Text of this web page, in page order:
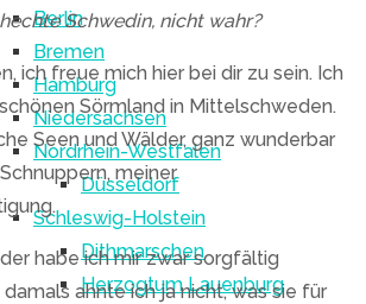
Berlin
Bremen
Hamburg
Niedersachsen
Nordrhein-Westfalen
Düsseldorf
Schleswig-Holstein
Dithmarschen
Herzogtum Lauenburg
Schwedin, nicht wahr?
ich freue mich hier bei dir zu sein. Ich
Sörmland in Mittelschweden.
Seen und Wälder, ganz wunderbar
meiner
habe ich mir zwar sorgfältig
ahnte ich ja nicht, was sie für